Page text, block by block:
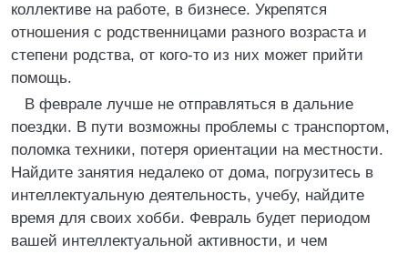
коллективе на работе, в бизнесе. Укрепятся
отношения с родственницами разного возраста и
степени родства, от кого-то из них может прийти
помощь.
В феврале лучше не отправляться в дальние
поездки. В пути возможны проблемы с транспортом,
поломка техники, потеря ориентации на местности.
Найдите занятия недалеко от дома, погрузитесь в
интеллектуальную деятельность, учебу, найдите
время для своих хобби. Февраль будет периодом
вашей интеллектуальной активности, и чем